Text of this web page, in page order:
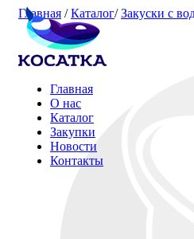
Главная
О нас
Каталог
Закупки
Новости
Контакты
Главная /Каталог/Закуски с